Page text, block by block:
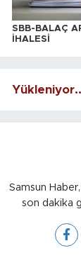
SBB-BALAÇ
İHALESİ
Samsun
son dakika